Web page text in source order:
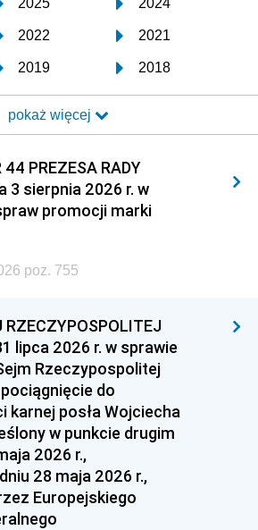
2025 2024
2022 2021
2019 2018
2016 2015
2013 2012
2010 2009
2007 2006
1995 1994
1992 1991
1989
1986 1985
1983
1980 1979
1977
pokaż więcej
PREZESA RADY
3 sierpnia 2026 r. w
promocji marki
poz. 755
RZECZYPOSPOLITEJ
lipca 2026 r. w sprawie
Rzeczypospolitej
do
karnej posła Wojciecha
w punkcie drugim
2026 r.,
28 maja 2026 r.,
Europejskiego